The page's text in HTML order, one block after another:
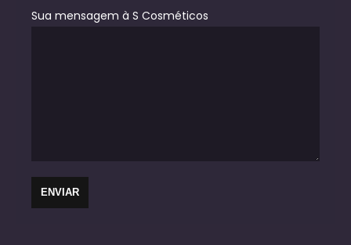
Sua mensagem à S Cosméticos